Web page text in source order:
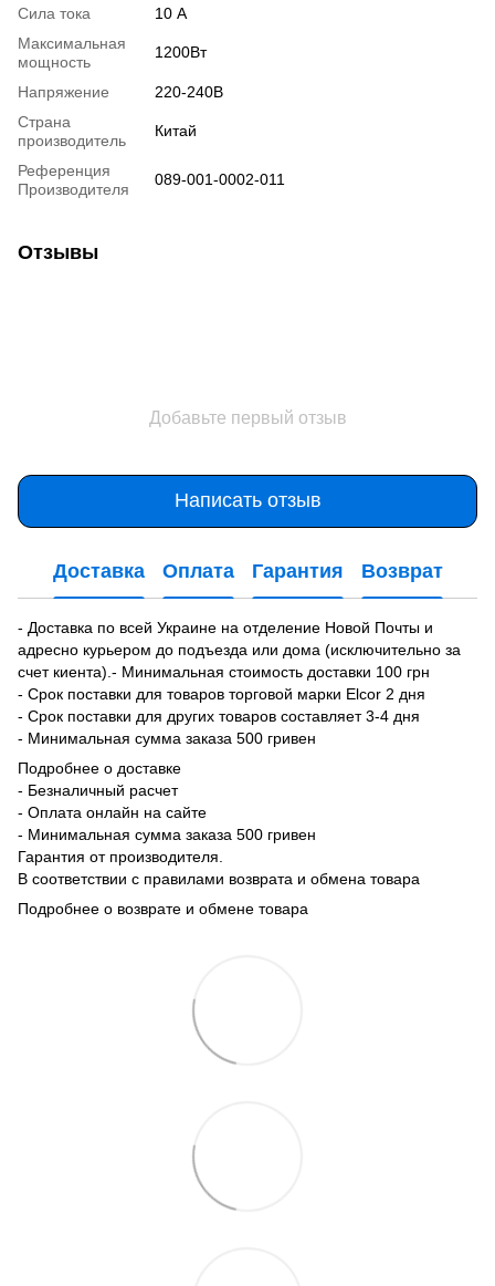
Сила тока
10 А
Максимальная
мощность
1200Вт
Напряжение
220-240В
Страна
производитель
Китай
Референция
Производителя
089-001-0002-011
Отзывы
Добавьте первый отзыв
Написать отзыв
Доставка Оплата Гарантия Возврат
- Доставка по всей Украине на отделение Новой Почты и
адресно курьером до подъезда или дома (исключительно за
счет киента).- Минимальная стоимость доставки 100 грн
- Срок поставки для товаров торговой марки Elcor 2 дня
- Срок поставки для других товаров составляет 3-4 дня
- Минимальная сумма заказа 500 гривен
Подробнее о доставке
- Безналичный расчет
- Оплата онлайн на сайте
- Минимальная сумма заказа 500 гривен
Гарантия от производителя.
В соответствии с правилами возврата и обмена товара
Подробнее о возврате и обмене товара